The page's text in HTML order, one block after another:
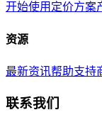
开始使用 定价方案
资源
最新资讯帮助支持
联系我们